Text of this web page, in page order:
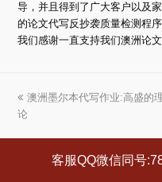
导，并且得到了广大客户以及
的论文代写反抄袭质量检测程
我们感谢一直支持我们澳洲论
上
澳洲墨尔本代写作业:高盛的
论
客服QQ微信同号